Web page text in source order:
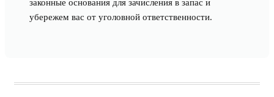
законные основания для зачисления в запас и
убережем вас от уголовной ответственности.